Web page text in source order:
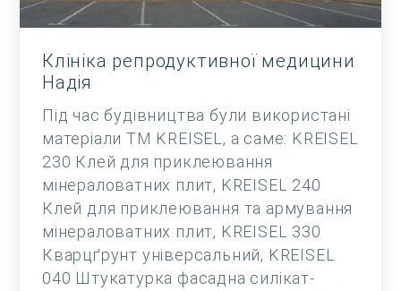
Клініка репродуктивної медицини
Надія
Під час будівництва були використані
матеріали ТМ KREISEL, а саме: KREISEL
230 Клей для приклеювання
мінераловатних плит, KREISEL 240
Клей для приклеювання та армування
мінераловатних плит, KREISEL 330
Кварцґрунт універсальний, KREISEL
040 Штукатурка фасадна силікат-